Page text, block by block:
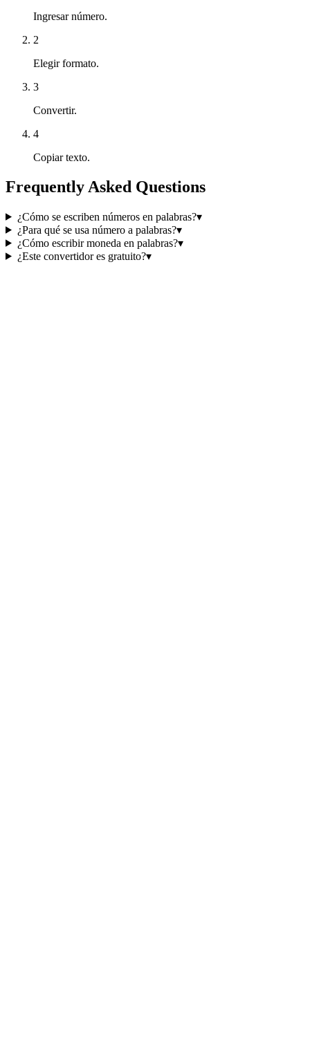
Ingresar número.
2
Elegir formato.
3
Convertir.
4
Copiar texto.
Frequently Asked Questions
¿Cómo se escriben números en palabras?▾
¿Para qué se usa número a palabras?▾
¿Cómo escribir moneda en palabras?▾
¿Este convertidor es gratuito?▾